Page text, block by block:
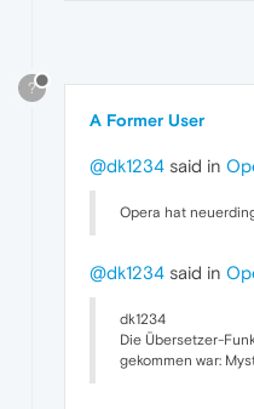
?
A Former User
@dk1234 said in
Opera hat
@dk1234 said in
dk1234
Die Übersetzer-
gekommen war: